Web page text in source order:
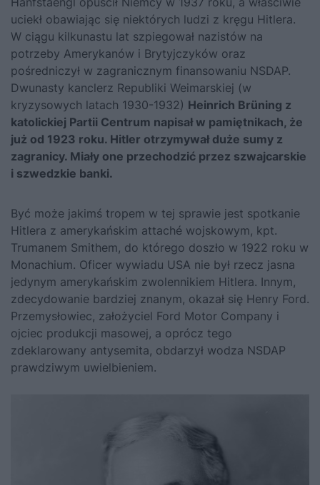
uciekł obawiając się niektórych ludzi z kręgu Hitlera.
W ciągu kilkunastu lat szpiegował nazistów na
potrzeby Amerykanów i Brytyjczyków oraz
pośredniczył w zagranicznym finansowaniu NSDAP.
Dwunasty kanclerz Republiki Weimarskiej (w
kryzysowych latach 1930-1932) Heinrich Brüning z
katolickiej Partii Centrum napisał w pamiętnikach, że
już od 1923 roku. Hitler otrzymywał duże sumy z
zagranicy. Miały one przechodzić przez szwajcarskie
i szwedzkie banki.
Być może jakimś tropem w tej sprawie jest spotkanie
Hitlera z amerykańskim attaché wojskowym, kpt.
Trumanem Smithem, do którego doszło w 1922 roku w
Monachium. Oficer wywiadu USA nie był rzecz jasna
jedynym amerykańskim zwolennikiem Hitlera. Innym,
zdecydowanie bardziej znanym, okazał się Henry Ford.
Przemysłowiec, założyciel Ford Motor Company i
ojciec produkcji masowej, a oprócz tego
zdeklarowany antysemita, obdarzył wodza NSDAP
prawdziwym uwielbieniem.